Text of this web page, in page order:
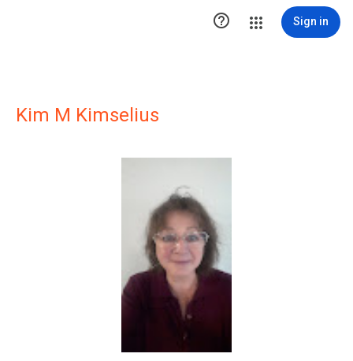
 Sign in
Kim M Kimselius